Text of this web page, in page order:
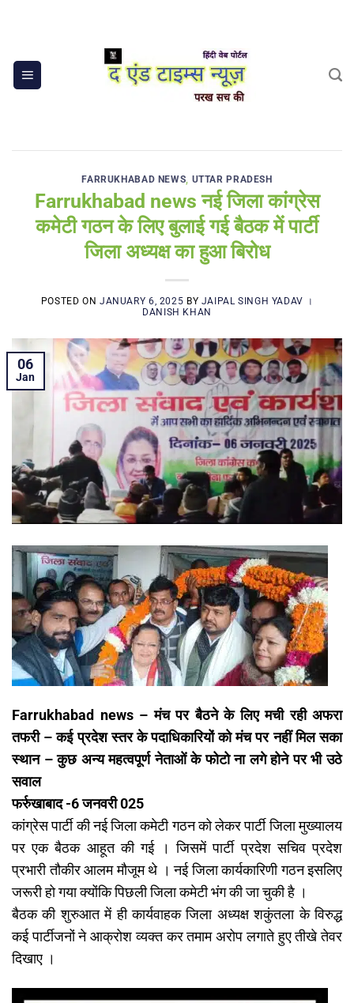
FARRUKHABAD NEWS, UTTAR PRADESH
Farrukhabad news नई जिला कांग्रेस
कमेटी गठन के लिए बुलाई गई बैठक में पार्टी
जिला अध्यक्ष का हुआ बिरोध
POSTED ON JANUARY 6, 2025 BY JAIPAL SINGH YADAV ।
DANISH KHAN
06
Jan
Farrukhabad news – मंच पर बैठने के लिए मची रही अफरा
तफरी – कई प्रदेश स्तर के पदाधिकारियों को मंच पर नहीं मिल सका
स्थान – कुछ अन्य महत्वपूर्ण नेताओं के फोटो ना लगे होने पर भी उठे
सवाल
फर्रुखाबाद -6 जनवरी 025
कांग्रेस पार्टी की नई जिला कमेटी गठन को लेकर पार्टी जिला मुख्यालय
पर एक बैठक आहूत की गई । जिसमें पार्टी प्रदेश सचिव प्रदेश
प्रभारी तौकीर आलम मौजूम थे । नई जिला कार्यकारिणी गठन इसलिए
जरूरी हो गया क्योंकि पिछली जिला कमेटी भंग की जा चुकी है ।
बैठक की शुरुआत में ही कार्यवाहक जिला अध्यक्ष शकुंतला के विरुद्ध
कई पार्टीजनों ने आक्रोश व्यक्त कर तमाम अरोप लगाते हुए तीखे तेवर
दिखाए ।